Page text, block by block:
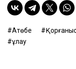
Олардың
ведомство